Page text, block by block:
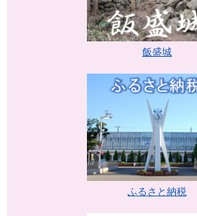
飯盛城
ふるさと納税